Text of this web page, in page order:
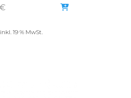
€
inkl. 19 % MwSt.